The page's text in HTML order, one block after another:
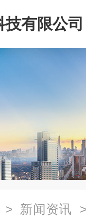
有限公司
> 新闻资讯